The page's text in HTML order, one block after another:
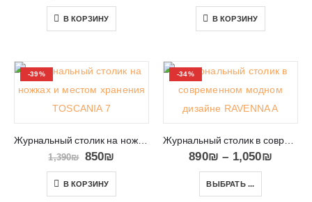
В КОРЗИНУ В КОРЗИНУ
-39%
Журнальный столик на ножках и местом хранения TOSCANIA 7
1,390₪ 850₪
В КОРЗИНУ
-34%
Журнальный столик в современном модном дизайне RAVENNA A
890₪ – 1,050₪
ВЫБРАТЬ ...